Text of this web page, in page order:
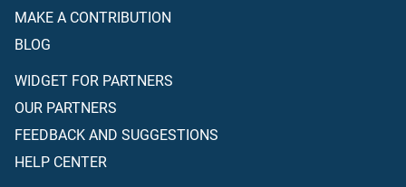
MAKE A CONTRIBUTION
BLOG
WIDGET FOR PARTNERS
OUR PARTNERS
FEEDBACK AND SUGGESTIONS
HELP CENTER